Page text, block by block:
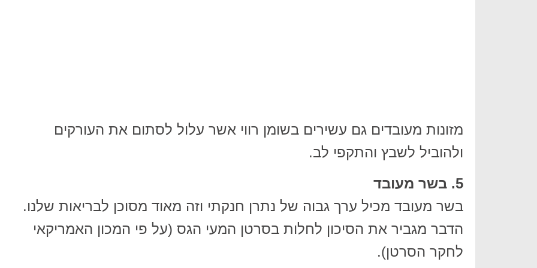
מזונות מעובדים גם עשירים בשומן רווי אשר עלול לסתום את העורקים
ולהוביל לשבץ והתקפי לב.
5. בשר מעובד
בשר מעובד מכיל ערך גבוה של נתרן חנקתי וזה מאוד מסוכן לבריאות שלנו.
הדבר מגביר את הסיכון לחלות בסרטן המעי הגס (על פי המכון האמריקאי
לחקר הסרטן).